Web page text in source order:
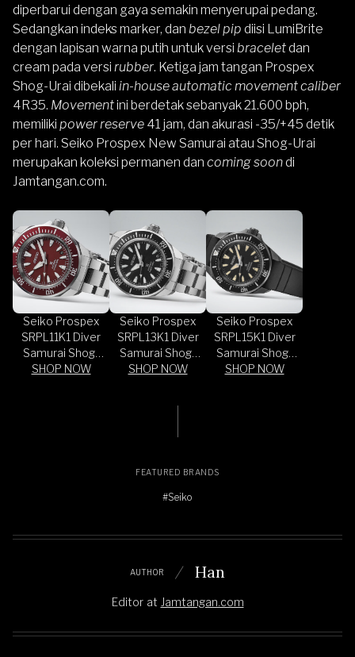
diperbarui dengan gaya semakin menyerupai pedang.
Sedangkan indeks marker, dan bezel pip diisi LumiBrite
dengan lapisan warna putih untuk versi braceletdan
cream pada versi rubber. Ketiga jam tangan Prospex
Shog-Urai dibekali in-house automatic movement caliber
4R35. Movementini berdetak sebanyak 21.600 bph,
memiliki power reserve 41 jam, dan akurasi -35/+45 detik
per hari. Seiko Prospex New Samurai atau Shog-Urai
merupakan koleksi permanen dan coming soondi
Jamtangan.com.
Seiko Prospex
SRPL11K1 Diver
Samurai Shog-
Urai Red Dial
SHOP NOW
Seiko Prospex
SRPL13K1 Diver
Samurai Shog-
Urai Black Dial
SHOP NOW
Seiko Prospex
SRPL15K1 Diver
Samurai Shog-
Urai Black Dial
SHOP NOW
FEATURED BRANDS
#Seiko
AUTHOR Han
Editor at Jamtangan.com